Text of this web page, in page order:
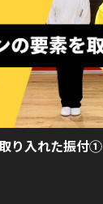
り入れた振付①